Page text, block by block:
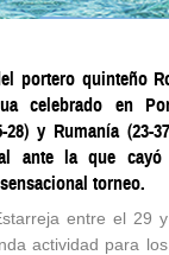
portero quinteño
celebrado en
28) y Rumanía (23-
ante la que
torneo.
entre el 29
actividad para